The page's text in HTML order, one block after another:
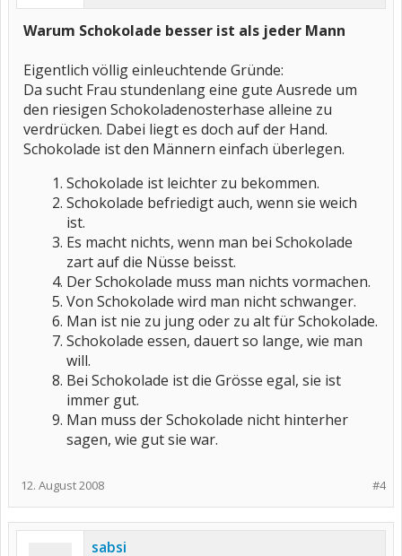
Warum Schokolade besser ist als jeder Mann
Eigentlich völlig einleuchtende Gründe:
Da sucht Frau stundenlang eine gute Ausrede um
den riesigen Schokoladenosterhase alleine zu
verdrücken. Dabei liegt es doch auf der Hand.
Schokolade ist den Männern einfach überlegen.
Schokolade ist leichter zu bekommen.
Schokolade befriedigt auch, wenn sie weich
ist.
Es macht nichts, wenn man bei Schokolade
zart auf die Nüsse beisst.
Der Schokolade muss man nichts vormachen.
Von Schokolade wird man nicht schwanger.
Man ist nie zu jung oder zu alt für Schokolade.
Schokolade essen, dauert so lange, wie man
will.
Bei Schokolade ist die Grösse egal, sie ist
immer gut.
Man muss der Schokolade nicht hinterher
sagen, wie gut sie war.
#4
12. August 2008
sabsi